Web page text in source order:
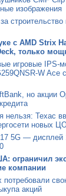
изображения
строительство
с AMD Strix
только
игровые IPS-
W Ace
но акции
нельзя: Техас
новых
5G — дисплей
ограничил
компании
потребовали
акций